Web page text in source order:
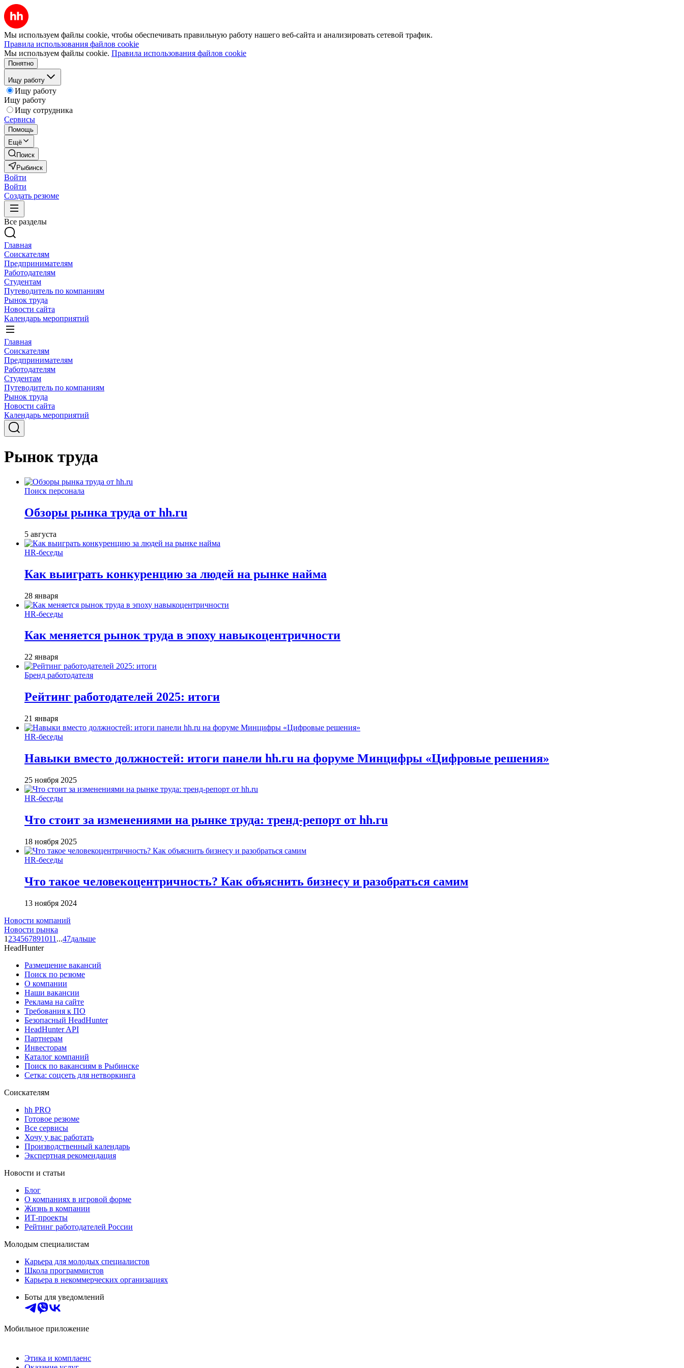
Мы используем файлы cookie, чтобы обеспечивать правильную работу нашего веб-сайта и анализировать сетевой трафик.
Правила использования файлов cookie
Мы используем файлы cookie. Правила использования файлов cookie
Понятно
Ищу работу
Ищу работу
Ищу работу
Ищу сотрудника
Сервисы
Помощь
Ещё
Поиск
Рыбинск
Войти
Войти
Создать резюме
Все разделы
Главная
Соискателям
Предпринимателям
Работодателям
Студентам
Путеводитель по компаниям
Рынок труда
Новости сайта
Календарь мероприятий
Главная
Соискателям
Предпринимателям
Работодателям
Студентам
Путеводитель по компаниям
Рынок труда
Новости сайта
Календарь мероприятий
Рынок труда
Поиск персонала
Обзоры рынка труда от hh.ru
5 августа
HR-беседы
Как выиграть конкуренцию за людей на рынке найма
28 января
HR-беседы
Как меняется рынок труда в эпоху навыкоцентричности
22 января
Бренд работодателя
Рейтинг работодателей 2025: итоги
21 января
HR-беседы
Навыки вместо должностей: итоги панели hh.ru на форуме Минцифры «Цифровые решения»
25 ноября 2025
HR-беседы
Что стоит за изменениями на рынке труда: тренд-репорт от hh.ru
18 ноября 2025
HR-беседы
Что такое человеко­центричность? Как объяснить бизнесу и разобраться самим
13 ноября 2024
Новости компаний
Новости рынка
1 234567891011 ...47дальше
HeadHunter
Размещение вакансий
Поиск по резюме
О компании
Наши вакансии
Реклама на сайте
Требования к ПО
Безопасный HeadHunter
HeadHunter API
Партнерам
Инвесторам
Каталог компаний
Поиск по вакансиям в Рыбинске
Сетка: соцсеть для нетворкинга
Соискателям
hh PRO
Готовое резюме
Все сервисы
Хочу у вас работать
Производственный календарь
Экспертная рекомендация
Новости и статьи
Блог
О компаниях в игровой форме
Жизнь в компании
ИТ-проекты
Рейтинг работодателей России
Молодым специалистам
Карьера для молодых специалистов
Школа программистов
Карьера в некоммерческих организациях
Боты для уведомлений
Мобильное приложение
Этика и комплаенс